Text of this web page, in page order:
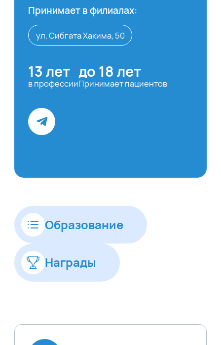
Принимает в филиалах:
ул. Сибгата Хакима, 50
13 лет
в профессии
до 18 лет
Принимает пациентов
Образование
Награды